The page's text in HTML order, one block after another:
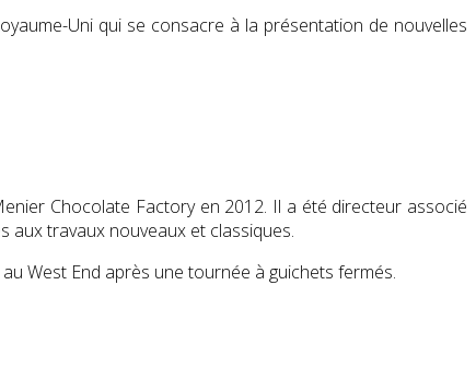
Uni qui se consacre à la présentation de nouvelles
Chocolate Factory en 2012. Il a été directeur associé
aux travaux nouveaux et classiques.
West End après une tournée à guichets fermés.